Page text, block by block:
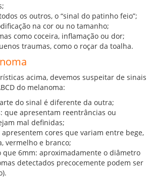
os outros, o “sinal do patinho feio”;
na cor ou no tamanho;
como coceira, inflamação ou dor;
traumas, como o roçar da toalha.
acima, devemos suspeitar de sinais
do melanoma:
do sinal é diferente da outra;
que apresentam reentrâncias ou
mal definidas;
cores que variam entre bege,
vermelho e branco;
que 6mm: aproximadamente o diâmetro
detectados precocemente podem ser